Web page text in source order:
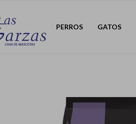
PERROS GATOS